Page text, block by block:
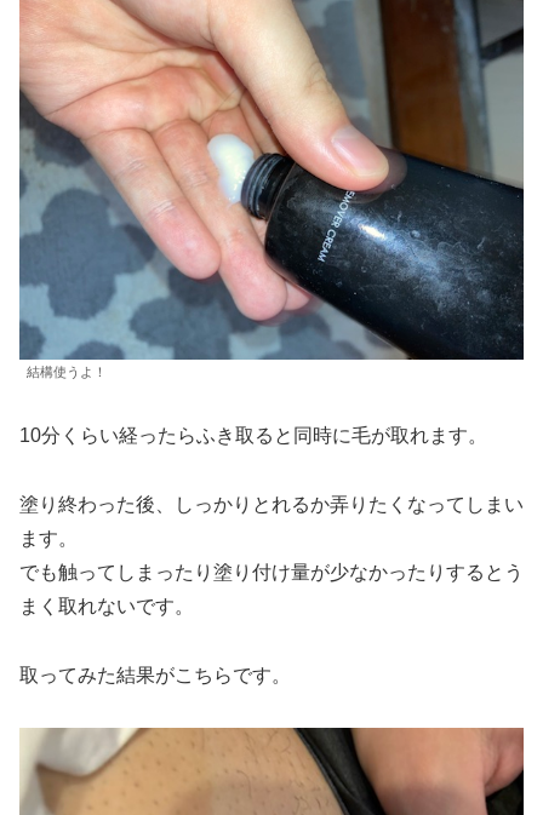
結構使うよ！
10分くらい経ったらふき取ると同時に毛が取れます。
塗り終わった後、しっかりとれるか弄りたくなってしまい
ます。
でも触ってしまったり塗り付け量が少なかったりするとう
まく取れないです。
取ってみた結果がこちらです。